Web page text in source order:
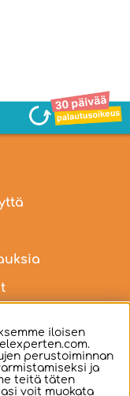
osoitteella
iloisen
perustoiminnan
ja
teitä täten
voit muokata